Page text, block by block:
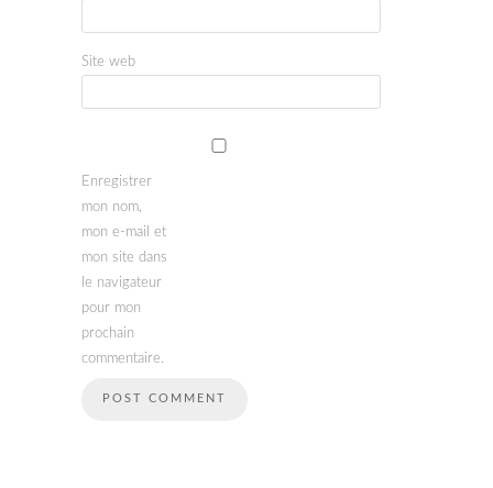
Site web
Enregistrer
mon nom,
mon e-mail et
mon site dans
le navigateur
pour mon
prochain
commentaire.